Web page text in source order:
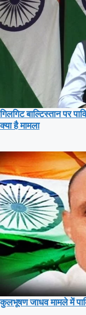
गिलगिट बाल्टिस्तान पर
क्या है मामला
कुलभूषण जाधव मामले में